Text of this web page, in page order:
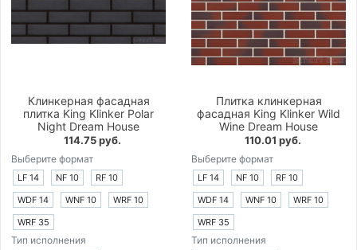
Клинкерная фасадная
плитка King Klinker Polar
Night Dream House
114.75 руб.
Выберите формат
LF 14 NF 10
RF 10
WDF 14
WNF 10
WRF 10
WRF 35
Тип исполнения
Плитка клинкерная
фасадная King Klinker Wild
Wine Dream House
110.01 руб.
Выберите формат
LF 14 NF 10
RF 10
WDF 14
WNF 10
WRF 10
WRF 35
Тип исполнения